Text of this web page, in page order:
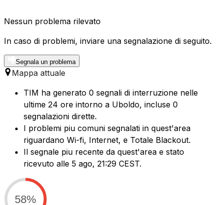
Nessun problema rilevato
In caso di problemi, inviare una segnalazione di seguito.
Segnala un problema
Mappa attuale
TIM ha generato 0 segnali di interruzione nelle
ultime 24 ore intorno a Uboldo, incluse 0
segnalazioni dirette.
I problemi piu comuni segnalati in quest'area
riguardano Wi-fi, Internet, e Totale Blackout.
Il segnale piu recente da quest'area e stato
ricevuto alle 5 ago, 21:29 CEST.
58%